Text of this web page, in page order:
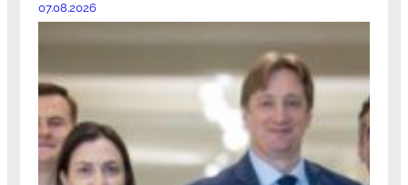
07.08.2026